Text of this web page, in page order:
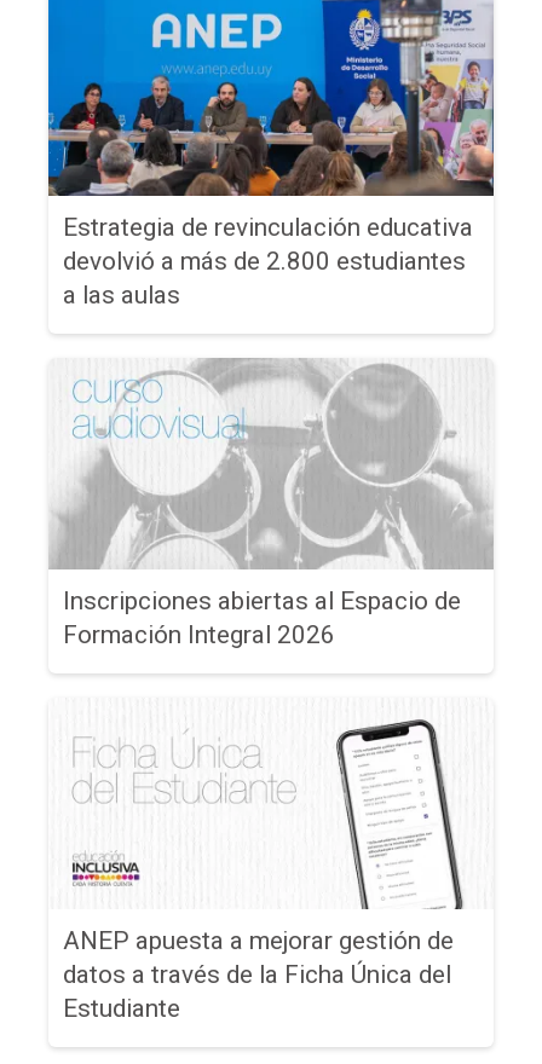
Estrategia de revinculación educativa
devolvió a más de 2.800 estudiantes
a las aulas
Inscripciones abiertas al Espacio de
Formación Integral 2026
ANEP apuesta a mejorar gestión de
datos a través de la Ficha Única del
Estudiante